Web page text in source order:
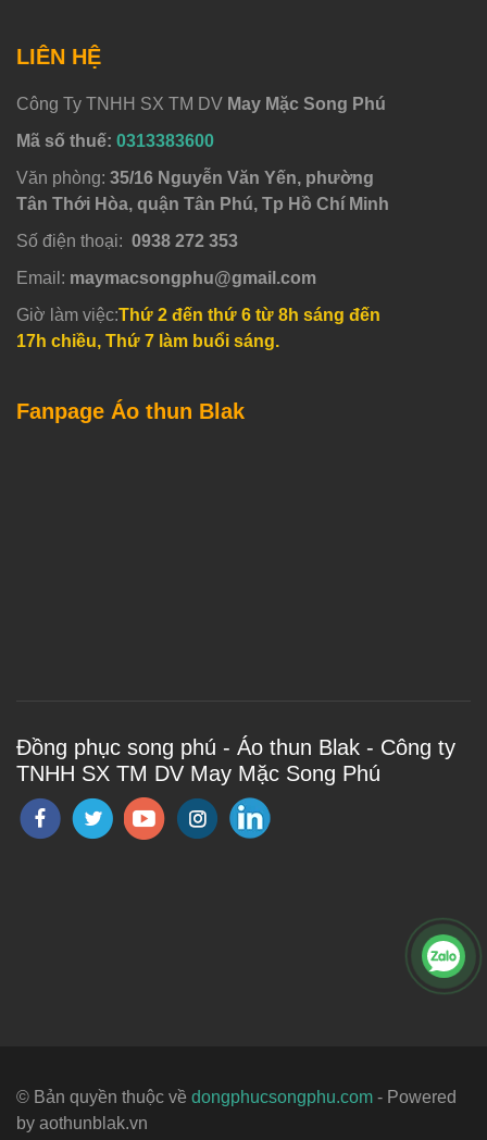
LIÊN HỆ
Công Ty TNHH SX TM DV May Mặc Song Phú
Mã số thuế: 0313383600
Văn phòng: 35/16 Nguyễn Văn Yến, phường
Tân Thới Hòa, quận Tân Phú, Tp Hồ Chí Minh
Số điện thoại: 0938 272 353
Email: maymacsongphu@gmail.com
Giờ làm việc:Thứ 2 đến thứ 6 từ 8h sáng đến
17h chiều, Thứ 7 làm buổi sáng.
Fanpage Áo thun Blak
Đồng phục song phú - Áo thun Blak - Công ty
TNHH SX TM DV May Mặc Song Phú
© Bản quyền thuộc về dongphucsongphu.com - Powered
by aothunblak.vn